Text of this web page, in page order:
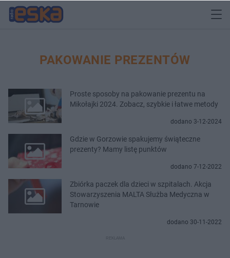
PAKOWANIE PREZENTÓW
Proste sposoby na pakowanie prezentu na
Mikołajki 2024. Zobacz, szybkie i łatwe metody
dodano 3-12-2024
Gdzie w Gorzowie spakujemy świąteczne
prezenty? Mamy listę punktów
dodano 7-12-2022
Zbiórka paczek dla dzieci w szpitalach. Akcja
Stowarzyszenia MALTA Służba Medyczna w
Tarnowie
dodano 30-11-2022